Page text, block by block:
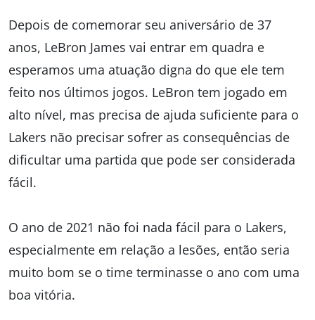
Depois de comemorar seu aniversário de 37
anos, LeBron James vai entrar em quadra e
esperamos uma atuação digna do que ele tem
feito nos últimos jogos. LeBron tem jogado em
alto nível, mas precisa de ajuda suficiente para o
Lakers não precisar sofrer as consequências de
dificultar uma partida que pode ser considerada
fácil.
O ano de 2021 não foi nada fácil para o Lakers,
especialmente em relação a lesões, então seria
muito bom se o time terminasse o ano com uma
boa vitória.